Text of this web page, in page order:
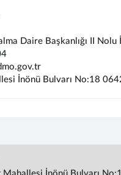
Daire Başkanlığı II
İnönü Bulvarı No:18